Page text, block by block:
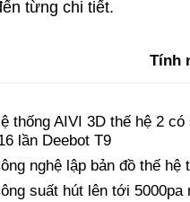
từng chi tiết.
Tính
thống AIVI 3D thế hệ 2
lần Deebot T9
nghệ lập bản đồ thế
suất hút lên tới